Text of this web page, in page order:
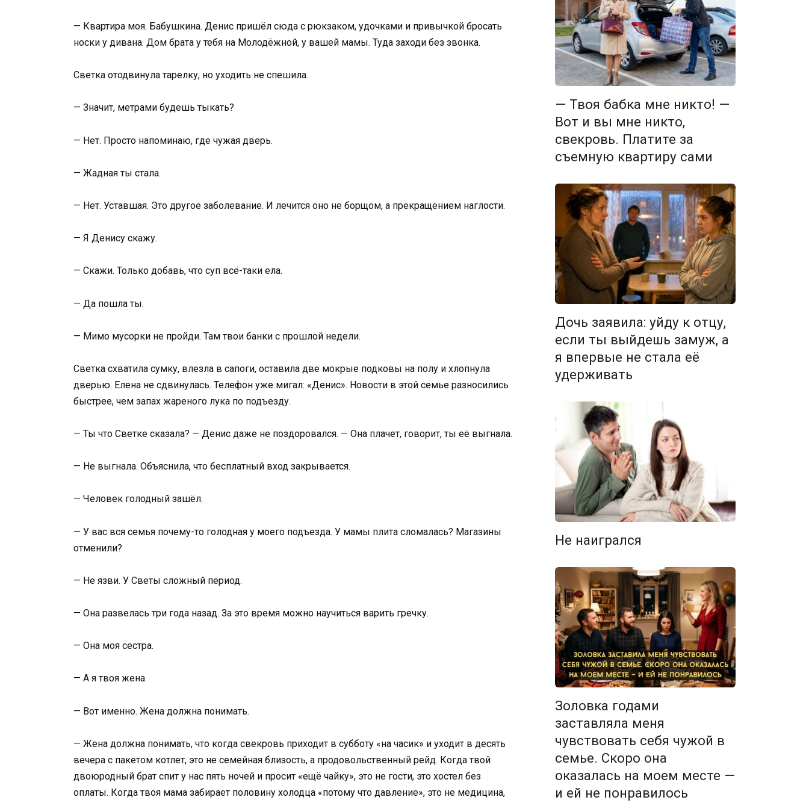
— Квартира моя. Бабушкина. Денис пришёл сюда с рюкзаком, удочками и привычкой бросать
носки у дивана. Дом брата у тебя на Молодёжной, у вашей мамы. Туда заходи без звонка.
Светка отодвинула тарелку, но уходить не спешила.
— Значит, метрами будешь тыкать?
— Нет. Просто напоминаю, где чужая дверь.
— Жадная ты стала.
— Нет. Уставшая. Это другое заболевание. И лечится оно не борщом, а прекращением наглости.
— Я Денису скажу.
— Скажи. Только добавь, что суп всё-таки ела.
— Да пошла ты.
— Мимо мусорки не пройди. Там твои банки с прошлой недели.
Светка схватила сумку, влезла в сапоги, оставила две мокрые подковы на полу и хлопнула
дверью. Елена не сдвинулась. Телефон уже мигал: «Денис». Новости в этой семье разносились
быстрее, чем запах жареного лука по подъезду.
— Ты что Светке сказала? — Денис даже не поздоровался. — Она плачет, говорит, ты её выгнала.
— Не выгнала. Объяснила, что бесплатный вход закрывается.
— Человек голодный зашёл.
— У вас вся семья почему-то голодная у моего подъезда. У мамы плита сломалась? Магазины
отменили?
— Не язви. У Светы сложный период.
— Она развелась три года назад. За это время можно научиться варить гречку.
— Она моя сестра.
— А я твоя жена.
— Вот именно. Жена должна понимать.
— Жена должна понимать, что когда свекровь приходит в субботу «на часик» и уходит в десять
вечера с пакетом котлет, это не семейная близость, а продовольственный рейд. Когда твой
двоюродный брат спит у нас пять ночей и просит «ещё чайку», это не гости, это хостел без
оплаты. Когда твоя мама забирает половину холодца «потому что давление», это не медицина,
— Твоя бабка мне никто! —
Вот и вы мне никто,
свекровь. Платите за
съемную квартиру сами
Дочь заявила: уйду к отцу,
если ты выйдешь замуж, а
я впервые не стала её
удерживать
Не наигрался
Золовка годами
заставляла меня
чувствовать себя чужой в
семье. Скоро она
оказалась на моем месте —
и ей не понравилось